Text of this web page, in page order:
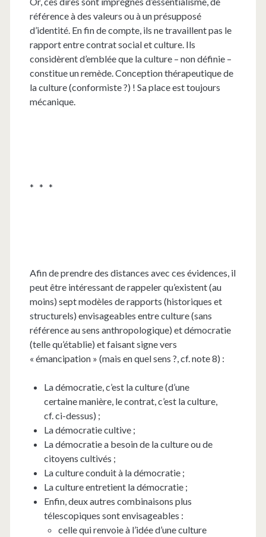
référence à des valeurs ou à un présupposé
d’identité. En fin de compte, ils ne travaillent pas le
rapport entre contrat social et culture. Ils
considèrent d’emblée que la culture – non définie –
constitue un remède. Conception thérapeutique de
la culture (conformiste ?) ! Sa place est toujours
mécanique.
* * *
Afin de prendre des distances avec ces évidences, il
peut être intéressant de rappeler qu’existent (au
moins) sept modèles de rapports (historiques et
structurels) envisageables entre culture (sans
référence au sens anthropologique) et démocratie
(telle qu’établie) et faisant signe vers
« émancipation » (mais en quel sens ?, cf. note 8) :
La démocratie, c’est la culture (d’une
certaine manière, le contrat, c’est la culture,
cf. ci-dessus) ;
La démocratie cultive ;
La démocratie a besoin de la culture ou de
citoyens cultivés ;
La culture conduit à la démocratie ;
La culture entretient la démocratie ;
Enfin, deux autres combinaisons plus
télescopiques sont envisageables :
celle qui renvoie à l’idée d’une culture